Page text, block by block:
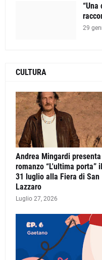
“Una
29
CULTURA
Andrea Mingardi
romanzo “L'ultima porta” il
31 luglio alla Fiera di San
Lazzaro
Luglio 27, 2026